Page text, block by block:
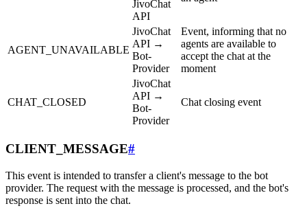
JivoChat
API
AGENT_UNAVAILABLE
JivoChat
API →
Bot-
Provider
Event, informing that no
agents are available to
accept the chat at the
moment
CHAT_CLOSED
JivoChat
API →
Bot-
Provider
Chat closing event
CLIENT_MESSAGE#
This event is intended to transfer a client's message to the bot
provider. The request with the message is processed, and the bot's
response is sent into the chat.